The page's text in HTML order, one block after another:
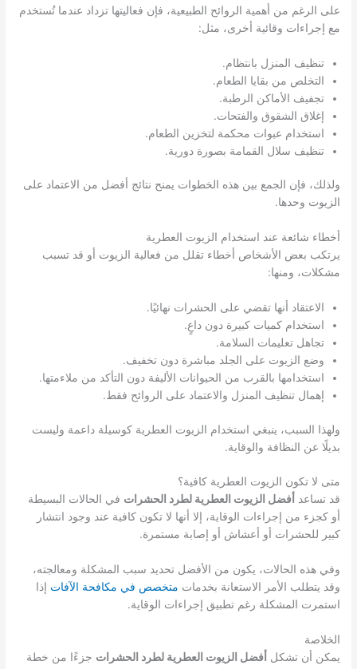
على الرغم من أهمية الروائح الطبيعية، فإن فعاليتها تزداد عندما تُستخدم
مع إجراءات وقائية أخرى، مثل:
تنظيف المنزل بانتظام.
التخلص من بقايا الطعام.
تجفيف الأماكن الرطبة.
إغلاق الشقوق والفتحات.
استخدام عبوات محكمة لتخزين الطعام.
تنظيف سلال القمامة بصورة دورية.
ولذلك، فإن الجمع بين هذه الخطوات يمنح نتائج أفضل من الاعتماد على
الزيوت وحدها.
أخطاء شائعة عند استخدام الزيوت العطرية
يرتكب بعض الأشخاص أخطاء تقلل من فعالية الزيوت أو قد تسبب
مشكلات، ومنها:
الاعتقاد أنها تقضي على الحشرات نهائيًا.
استخدام كميات كبيرة دون داعٍ.
تجاهل تعليمات السلامة.
وضع الزيوت على الجلد مباشرة دون تخفيف.
استخدامها بالقرب من الحيوانات الأليفة دون التأكد من ملاءمتها.
إهمال تنظيف المنزل والاعتماد على الروائح فقط.
ولهذا السبب، ينبغي استخدام الزيوت العطرية كوسيلة داعمة وليست
بديلًا عن النظافة والوقاية.
متى لا تكون الزيوت العطرية كافية؟
قد تساعد أفضل الزيوت العطرية لطرد الحشرات في الحالات البسيطة
أو كجزء من إجراءات الوقاية، إلا أنها لا تكون كافية عند وجود انتشار
كبير للحشرات أو أعشاش أو إصابة مستمرة.
وفي هذه الحالات، يكون من الأفضل تحديد سبب المشكلة ومعالجته،
وقد يتطلب الأمر الاستعانة بخدمات متخصص في مكافحة الآفات إذا
استمرت المشكلة رغم تطبيق إجراءات الوقاية.
الخلاصة
يمكن أن تشكل أفضل الزيوت العطرية لطرد الحشرات جزءًا من خطة